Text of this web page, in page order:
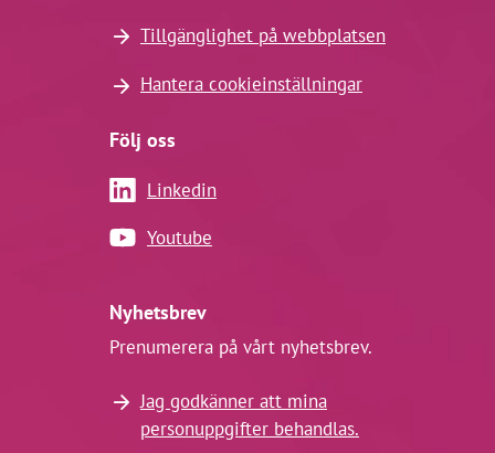
Tillgänglighet på webbplatsen
Hantera cookieinställningar
Följ oss
Linkedin
Youtube
Nyhetsbrev
Prenumerera på vårt nyhetsbrev.
Jag godkänner att mina
personuppgifter behandlas.